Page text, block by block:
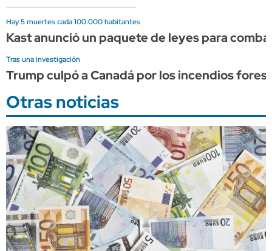
Hay 5 muertes cada 100.000 habitantes
Kast anunció un paquete de leyes para
Tras una investigación
Trump culpó a Canadá por los incendios
Otras noticias